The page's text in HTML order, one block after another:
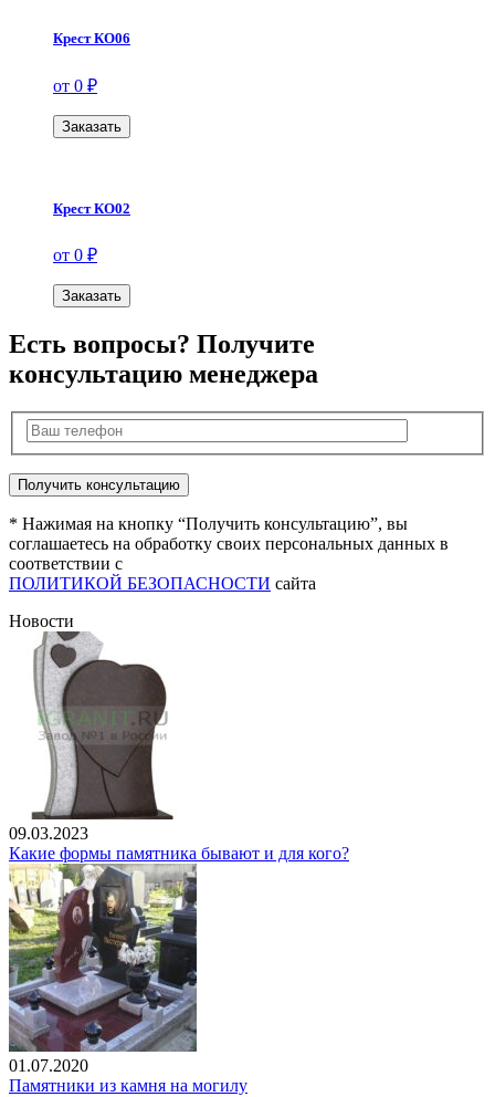
Крест КО06
от 0 ₽
Заказать
Крест КО02
от 0 ₽
Заказать
Есть вопросы? Получите
консультацию менеджера
* Нажимая на кнопку “Получить консультацию”, вы
соглашаетесь на обработку своих персональных данных в
соответствии с
ПОЛИТИКОЙ БЕЗОПАСНОСТИ сайта
Новости
09.03.2023
Какие формы памятника бывают и для кого?
01.07.2020
Памятники из камня на могилу